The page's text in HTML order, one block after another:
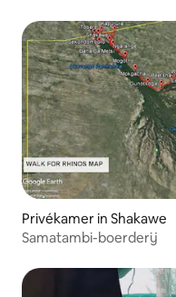
Privékamer in Shakawe
Samatambi-boerderij